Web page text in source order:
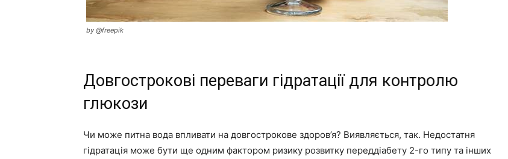
by @freepik
Довгострокові переваги гідратації для контролю
глюкози
Чи може питна вода впливати на довгострокове здоров’я? Виявляється, так. Недостатня
гідратація може бути ще одним фактором ризику розвитку переддіабету 2-го типу та інших